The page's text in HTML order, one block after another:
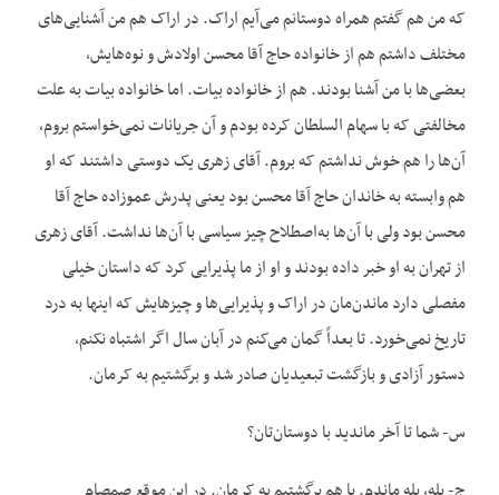
که من هم گفتم همراه دوستانم می‌آیم اراک. در اراک هم من آشنایی‌های
مختلف داشتم هم از خانواده حاج آقا محسن اولادش و نوه‌هایش،
بعضی‌ها با من آشنا بودند. هم از خانواده بیات. اما خانواده بیات به علت
مخالفتی که با سهام السلطان کرده بودم و آن جریانات نمی‌خواستم بروم،
آن‌ها را هم خوش نداشتم که بروم. آقای زهری یک دوستی داشتند که او
هم وابسته به خاندان حاج آقا محسن بود یعنی پدرش عموزاده حاج آقا
محسن بود ولی با آن‌ها به‌اصطلاح چیز سیاسی با آن‌ها نداشت. آقای زهری
از تهران به او خبر داده بودند و او از ما پذیرایی کرد که داستان خیلی
مفصلی دارد ماندن‌مان در اراک و پذیرایی‌ها و چیزهایش که اینها به درد
تاریخ نمی‌خورد. تا بعداً گمان می‌کنم در آبان سال اگر اشتباه نکنم،
دستور آزادی و بازگشت تبعیدیان صادر شد و برگشتیم به کرمان.
س- شما تا آخر ماندید با دوستان‌تان؟